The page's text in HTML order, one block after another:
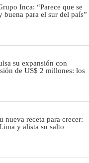
Inca: “Parece que se
buena para el sur del país”
su expansión con
de US$ 2 millones: los
nueva receta para crecer:
y alista su salto